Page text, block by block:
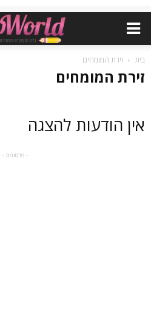
בית זירת המומחים
זירת המומחים
אין הודעות להצגה
- פרסומת -